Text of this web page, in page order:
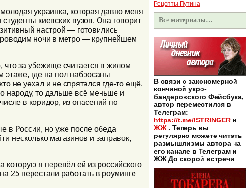
украинка, которая давно меня
киевских вузов. Она говорит
настрой — готовились
ночи в метро — крупнейшем
за убежище считается в жилом
где на пол набросаны
не уехал и не спрятался где-то ещё.
народу, то дальше всё меньше и
в коридор, из опасений по
в России, но уже после обеда
несколько магазинов и заправок,
которую я перевёл ей из российского
25 перестали работать в роуминге
Рецепты Путина
Все материалы…
В связи с закономерной
кончиной укро-
бандеровского Фейсбука,
автор переместился в
Телеграм:
https://t.me/ISTRINGER и
ЖЖ . Теперь вы
регулярно можете читать
размышлизмы автора на
его канале в Телеграм и
ЖЖ До скорой встречи